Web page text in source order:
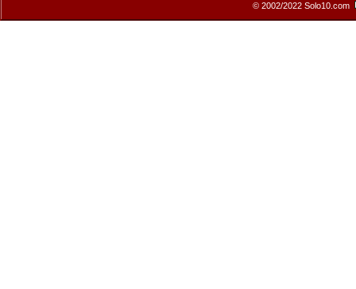
© 2002/2022 Solo10.com